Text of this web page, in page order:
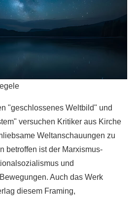
"geschlossenes Weltbild" und
versuchen Kritiker aus Kirche
Weltanschauungen zu
betroffen ist der Marxismus-
und
Auch das Werk
diesem Framing,